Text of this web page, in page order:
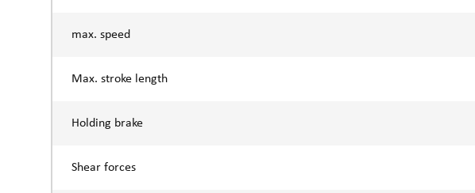
max. speed
Max. stroke length
Holding brake
Shear forces